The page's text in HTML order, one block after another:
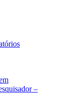
–